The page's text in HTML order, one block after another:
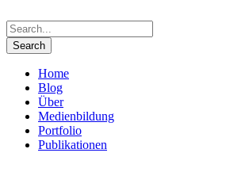
Home
Blog
Über
Medienbildung
Portfolio
Publikationen